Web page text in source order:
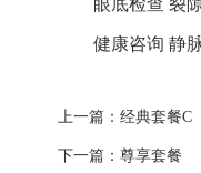
眼底检查 裂
健康咨询 静
上一篇： 经典套餐C
下一篇： 尊享套餐